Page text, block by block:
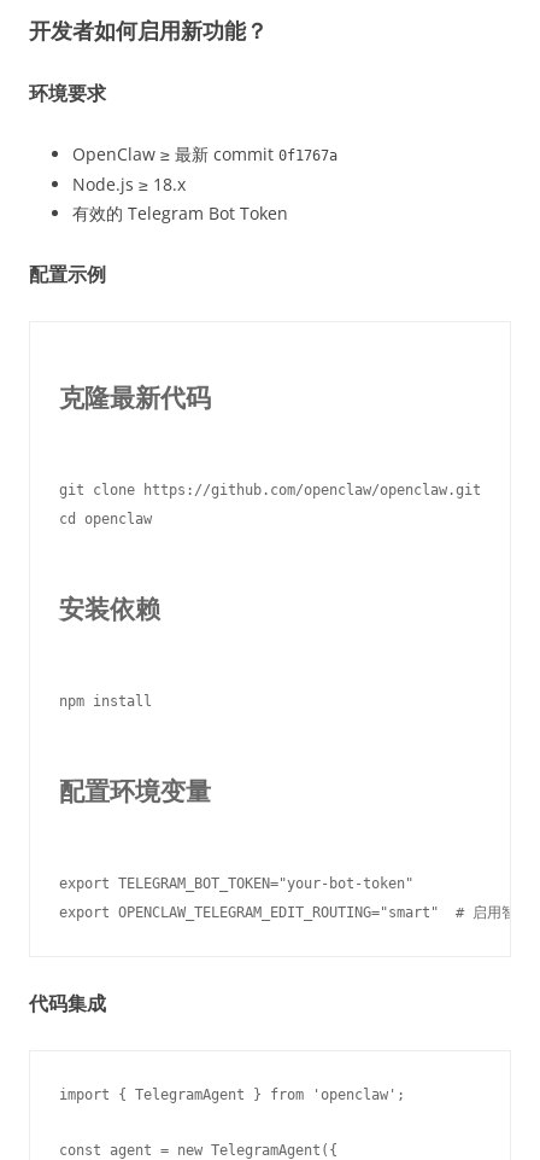
开发者如何启用新功能？
环境要求
OpenClaw ≥ 最新 commit 0f1767a
Node.js ≥ 18.x
有效的 Telegram Bot Token
配置示例
克隆最新代码
git clone https://github.com/openclaw/openclaw.git
cd openclaw
安装依赖
npm install
配置环境变量
export TELEGRAM_BOT_TOKEN="your-bot-token"
代码集成
import { TelegramAgent } from 'openclaw';
const agent = new TelegramAgent({